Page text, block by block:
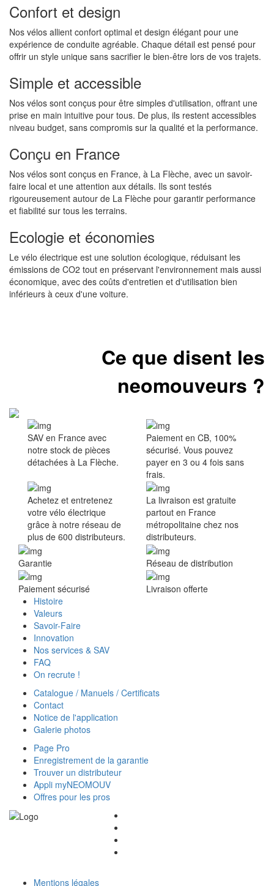
Confort et design
Nos vélos allient confort optimal et design élégant pour une
expérience de conduite agréable. Chaque détail est pensé pour
offrir un style unique sans sacrifier le bien-être lors de vos trajets.
Simple et accessible
Nos vélos sont conçus pour être simples d'utilisation, offrant une
prise en main intuitive pour tous. De plus, ils restent accessibles
niveau budget, sans compromis sur la qualité et la performance.
Conçu en France
Nos vélos sont conçus en France, à La Flèche, avec un savoir-
faire local et une attention aux détails. Ils sont testés
rigoureusement autour de La Flèche pour garantir performance
et fiabilité sur tous les terrains.
Ecologie et économies
Le vélo électrique est une solution écologique, réduisant les
émissions de CO2 tout en préservant l'environnement mais aussi
économique, avec des coûts d'entretien et d'utilisation bien
inférieurs à ceux d'une voiture.
Ce que disent les
neomouveurs ?
SAV en France avec
notre stock de pièces
détachées à La Flèche.
Paiement en CB, 100%
sécurisé. Vous pouvez
payer en 3 ou 4 fois sans
frais.
Achetez et entretenez
votre vélo électrique
grâce à notre réseau de
plus de 600 distributeurs.
La livraison est gratuite
partout en France
métropolitaine chez nos
distributeurs.
Garantie Réseau de distribution
Paiement sécurisé
Livraison offerte
Histoire
Valeurs
Savoir-Faire
Innovation
Nos services & SAV
FAQ
On recrute !
Catalogue / Manuels / Certificats
Contact
Notice de l'application
Galerie photos
Page Pro
Enregistrement de la garantie
Trouver un distributeur
Appli myNEOMOUV
Offres pour les pros
Mentions légales